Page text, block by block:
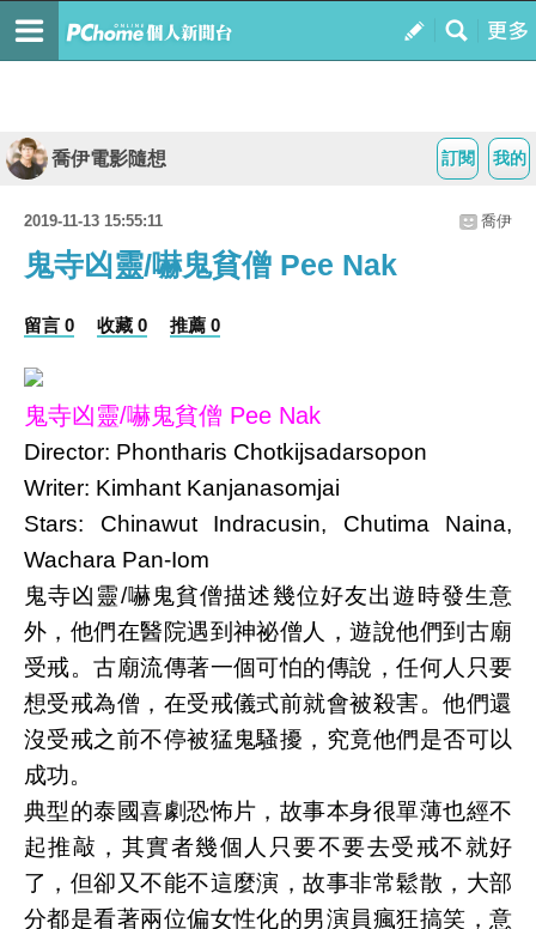
我的
訂閱
喬伊電影隨想
2019-11-13 15:55:11 喬伊
鬼寺凶靈/嚇鬼貧僧 Pee Nak
留言 0 收藏 0 推薦 0
鬼寺凶靈/嚇鬼貧僧 Pee Nak
Director: Phontharis Chotkijsadarsopon
Writer: Kimhant Kanjanasomjai
Stars: Chinawut Indracusin, Chutima Naina,
Wachara Pan-Iom
鬼寺凶靈/嚇鬼貧僧描述幾位好友出遊時發生意
外，他們在醫院遇到神祕僧人，遊說他們到古廟
受戒。古廟流傳著一個可怕的傳說，任何人只要
想受戒為僧，在受戒儀式前就會被殺害。他們還
沒受戒之前不停被猛鬼騷擾，究竟他們是否可以
成功。
典型的泰國喜劇恐怖片，故事本身很單薄也經不
起推敲，其實者幾個人只要不要去受戒不就好
了，但卻又不能不這麼演，故事非常鬆散，大部
分都是看著兩位偏女性化的男演員瘋狂搞笑，意